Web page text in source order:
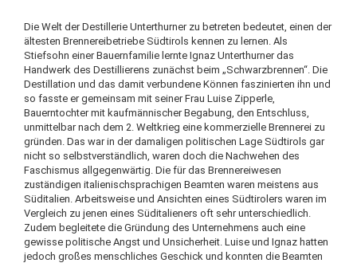
Die Welt der Destillerie Unterthurner zu betreten bedeutet, einen der
ältesten Brennereibetriebe Südtirols kennen zu lernen. Als
Stiefsohn einer Bauernfamilie lernte Ignaz Unterthurner das
Handwerk des Destillierens zunächst beim „Schwarzbrennen“. Die
Destillation und das damit verbundene Können faszinierten ihn und
so fasste er gemeinsam mit seiner Frau Luise Zipperle,
Bauerntochter mit kaufmännischer Begabung, den Entschluss,
unmittelbar nach dem 2. Weltkrieg eine kommerzielle Brennerei zu
gründen. Das war in der damaligen politischen Lage Südtirols gar
nicht so selbstverständlich, waren doch die Nachwehen des
Faschismus allgegenwärtig. Die für das Brennereiwesen
zuständigen italienischsprachigen Beamten waren meistens aus
Süditalien. Arbeitsweise und Ansichten eines Südtirolers waren im
Vergleich zu jenen eines Süditalieners oft sehr unterschiedlich.
Zudem begleitete die Gründung des Unternehmens auch eine
gewisse politische Angst und Unsicherheit. Luise und Ignaz hatten
jedoch großes menschliches Geschick und konnten die Beamten